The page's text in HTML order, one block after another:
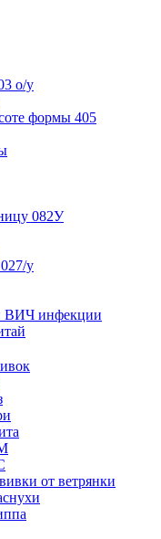
о/у
формы 405
082У
у
ВИЧ инфекции
от ветрянки